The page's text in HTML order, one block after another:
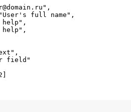
full name",
field"